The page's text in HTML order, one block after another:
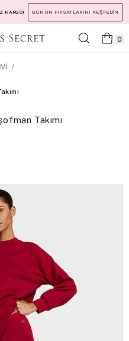
KARGO! GÜNÜN FIRSATLARINI KEŞFEDİN
0
Takımı